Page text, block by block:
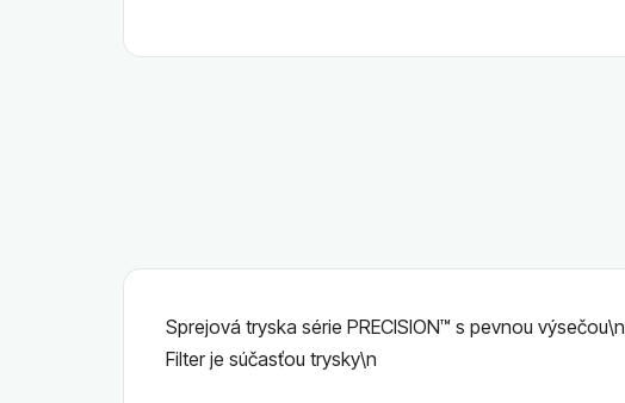
Sprejová tryska série PRECISION™ s pevnou výsečou\n
Filter je súčasťou trysky\n